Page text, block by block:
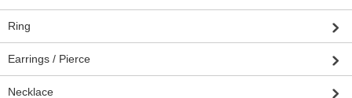
Ring
Earrings / Pierce
Necklace